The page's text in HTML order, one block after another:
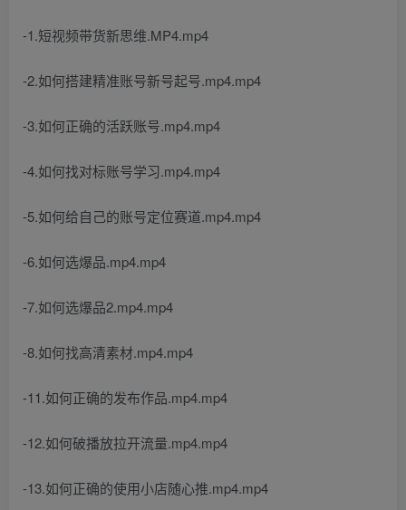
-1.短视频带货新思维.MP4.mp4
-2.如何搭建精准账号新号起号.mp4.mp4
-3.如何正确的活跃账号.mp4.mp4
-4.如何找对标账号学习.mp4.mp4
-5.如何给自己的账号定位赛道.mp4.mp4
-6.如何选爆品.mp4.mp4
-7.如何选爆品2.mp4.mp4
-8.如何找高清素材.mp4.mp4
-11.如何正确的发布作品.mp4.mp4
-12.如何破播放拉开流量.mp4.mp4
-13.如何正确的使用小店随心推.mp4.mp4